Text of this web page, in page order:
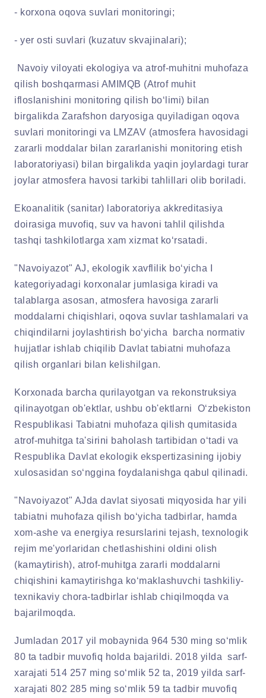
- korxona oqova suvlari monitoringi;
- yer osti suvlari (kuzatuv skvajinalari);
Navoiy viloyati ekologiya va atrof-muhitni muhofaza
qilish boshqarmasi AMIMQB (Atrof muhit
ifloslanishini monitoring qilish bo‘limi) bilan
birgalikda Zarafshon daryosiga quyiladigan oqova
suvlari monitoringi va LMZAV (atmosfera havosidagi
zararli moddalar bilan zararlanishi monitoring etish
laboratoriyasi) bilan birgalikda yaqin joylardagi turar
joylar atmosfera havosi tarkibi tahlillari olib boriladi.
Ekoanalitik (sanitar) laboratoriya akkreditasiya
doirasiga muvofiq, suv va havoni tahlil qilishda
tashqi tashkilotlarga xam xizmat ko‘rsatadi.
"Navoiyazot" AJ, ekologik xavflilik bo‘yicha I
kategoriyadagi korxonalar jumlasiga kiradi va
talablarga asosan, atmosfera havosiga zararli
moddalarni chiqishlari, oqova suvlar tashlamalari va
chiqindilarni joylashtirish bo‘yicha barcha normativ
hujjatlar ishlab chiqilib Davlat tabiatni muhofaza
qilish organlari bilan kelishilgan.
Korxonada barcha qurilayotgan va rekonstruksiya
qilinayotgan ob'ektlar, ushbu ob'ektlarni O‘zbekiston
Respublikasi Tabiatni muhofaza qilish qumitasida
atrof-muhitga ta'sirini baholash tartibidan o‘tadi va
Respublika Davlat ekologik ekspertizasining ijobiy
xulosasidan so‘nggina foydalanishga qabul qilinadi.
"Navoiyazot" AJda davlat siyosati miqyosida har yili
tabiatni muhofaza qilish bo‘yicha tadbirlar, hamda
xom-ashe va energiya resurslarini tejash, texnologik
rejim me'yorlaridan chetlashishini oldini olish
(kamaytirish), atrof-muhitga zararli moddalarni
chiqishini kamaytirishga ko‘maklashuvchi tashkiliy-
texnikaviy chora-tadbirlar ishlab chiqilmoqda va
bajarilmoqda.
Jumladan 2017 yil mobaynida 964 530 ming so‘mlik
80 ta tadbir muvofiq holda bajarildi. 2018 yilda sarf-
xarajati 514 257 ming so‘mlik 52 ta, 2019 yilda sarf-
xarajati 802 285 ming so‘mlik 59 ta tadbir muvofiq